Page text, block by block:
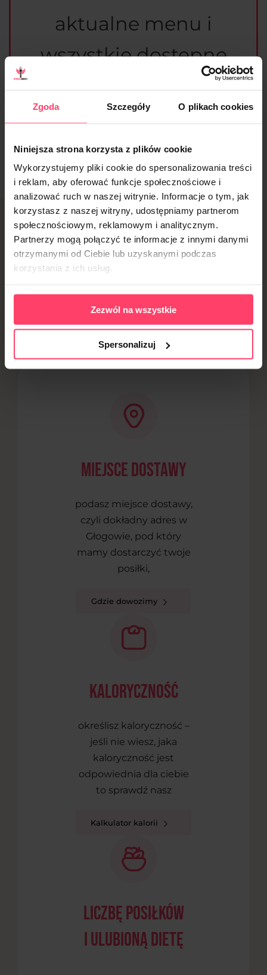
Zgoda Szczegóły O plikach cookies
Niniejsza strona korzysta z plików cookie
Wykorzystujemy pliki cookie do spersonalizowania treści
i reklam, aby oferować funkcje społecznościowe i
analizować ruch w naszej witrynie. Informacje o tym, jak
korzystasz z naszej witryny, udostępniamy partnerom
społecznościowym, reklamowym i analitycznym.
Partnerzy mogą połączyć te informacje z innymi danymi
otrzymanymi od Ciebie lub uzyskanymi podczas
korzystania z ich usług.
Zezwól na wszystkie
Spersonalizuj
aktualne menu i
wszystkie dostępne
Jak zamówić catering
dietetyczny
w Głogowie?
Zamówienie cateringu dietetycznego w Głogowie jest
proste i wygodne. Wystarczy, że:
Miejsce dostawy
podasz miejsce dostawy,
czyli dokładny adres w
Głogowie, pod który
mamy dostarczyć twoje
posiłki,
Gdzie dowozimy
kaloryczność
określisz kaloryczność –
jeśli nie wiesz, jaka
kaloryczność jest
odpowiednia dla ciebie
to sprawdź nasz
Kalkulator kalorii
liczbę posiłków
i ulubioną dietę